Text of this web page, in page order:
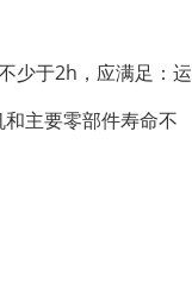
少于2h，应满足：运
主要零部件寿命不